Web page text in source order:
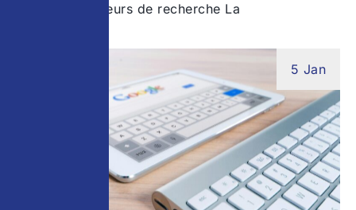
nouveaux moteurs de recherche La
5 Jan